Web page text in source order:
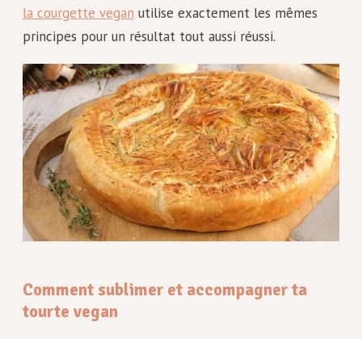
la courgette vegan utilise exactement les mêmes
principes pour un résultat tout aussi réussi.
Comment sublimer et accompagner ta
tourte vegan